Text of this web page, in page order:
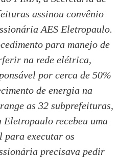
assinou convênio
AES Eletropaulo.
para manejo de
na rede elétrica,
por cerca de 50%
de energia na
as 32 subprefeituras,
recebeu uma
para executar os
precisava pedir